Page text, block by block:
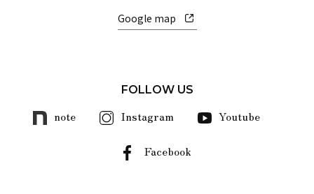
Google map
FOLLOW US
note Instagram Youtube
Facebook